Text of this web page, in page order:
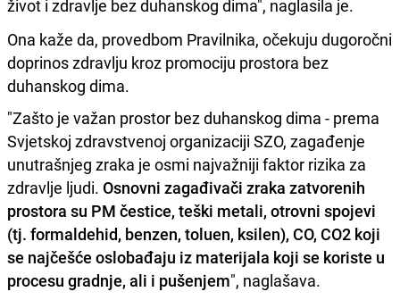
život i zdravlje bez duhanskog dima", naglasila je.
Ona kaže da, provedbom Pravilnika, očekuju dugoročni
doprinos zdravlju kroz promociju prostora bez
duhanskog dima.
"Zašto je važan prostor bez duhanskog dima - prema
Svjetskoj zdravstvenoj organizaciji SZO, zagađenje
unutrašnjeg zraka je osmi najvažniji faktor rizika za
zdravlje ljudi. Osnovni zagađivači zraka zatvorenih
prostora su PM čestice, teški metali, otrovni spojevi
(tj. formaldehid, benzen, toluen, ksilen), CO, CO2 koji
se najčešće oslobađaju iz materijala koji se koriste u
procesu gradnje, ali i pušenjem", naglašava.